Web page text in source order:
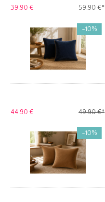
59.90 €*
39.90 €
-10%
49.90 €*
44.90 €
-10%